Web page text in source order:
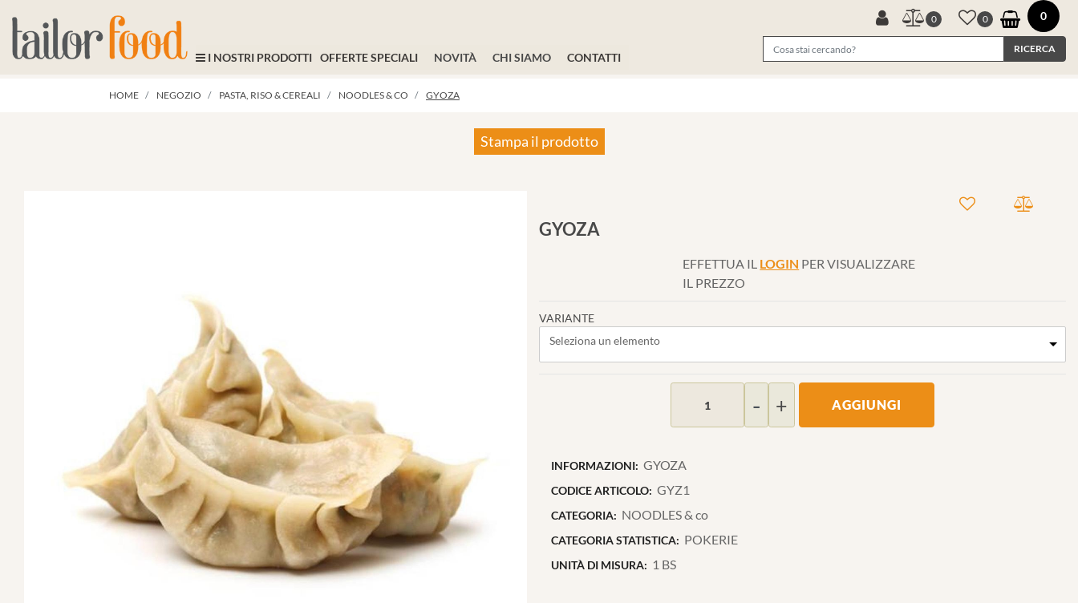
I NOSTRI PRODOTTI OFFERTE SPECIALI NOVITÀ CHI SIAMO CONTATTI
0 0 0
HOME NEGOZIO PASTA, RISO & CEREALI NOODLES & CO GYOZA
Stampa il prodotto
GYOZA
EFFETTUA IL LOGIN PER VISUALIZZARE
IL PREZZO
VARIANTE
Seleziona un elemento
AGGIUNGI
INFORMAZIONI: GYOZA
CODICE ARTICOLO: GYZ1
CATEGORIA: NOODLES & co
CATEGORIA STATISTICA: POKERIE
UNITÀ DI MISURA: 1 BS